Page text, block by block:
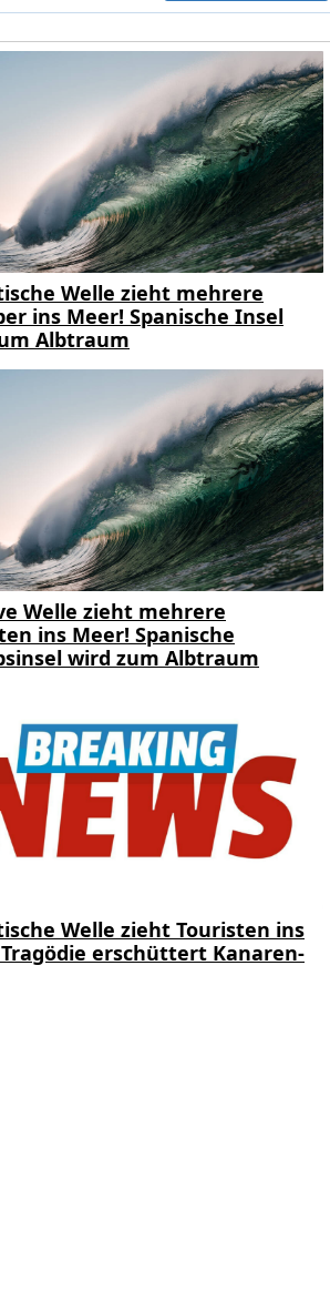
Welle zieht mehrere
ins Meer! Spanische Insel
Albtraum
Welle zieht mehrere
ins Meer! Spanische
wird zum Albtraum
Welle zieht Touristen ins
erschüttert Kanaren-